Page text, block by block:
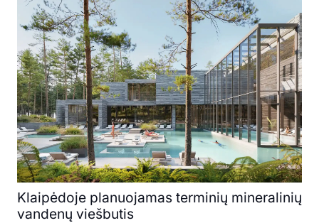
Klaipėdoje planuojamas terminių mineralinių
vandenų viešbutis